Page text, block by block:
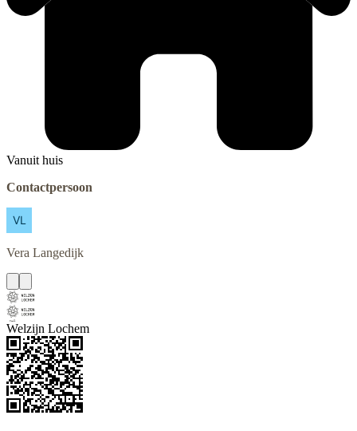
Vanuit huis
Contactpersoon
Vera Langedijk
Welzijn Lochem